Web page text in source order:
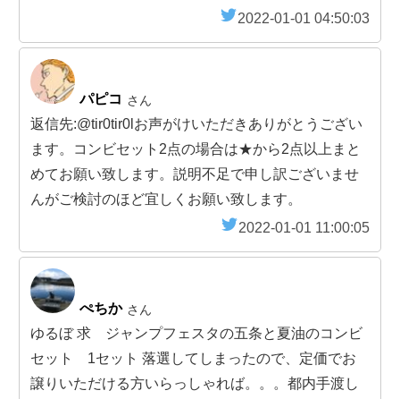
2022-01-01 04:50:03
パピコ さん
返信先:@tir0tir0lお声がけいただきありがとうござい
ます。コンビセット2点の場合は★から2点以上まと
めてお願い致します。説明不足で申し訳ございませ
んがご検討のほど宜しくお願い致します。
2022-01-01 11:00:05
ぺちか さん
ゆるぼ 求 ジャンプフェスタの五条と夏油のコンビ
セット 1セット 落選してしまったので、定価でお
譲りいただける方いらっしゃれば。。。都内手渡し